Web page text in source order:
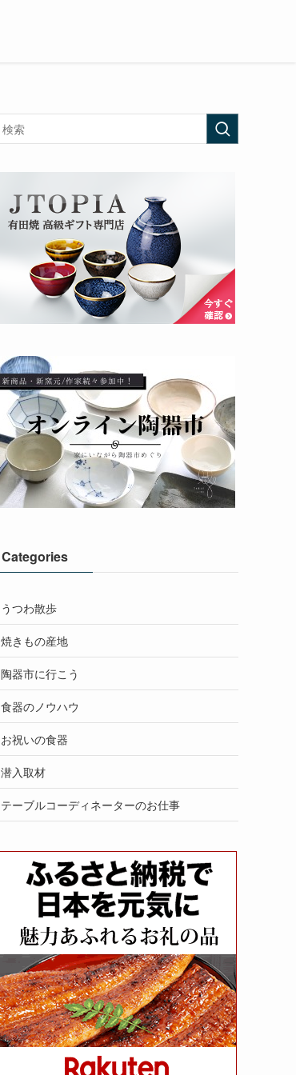
Categories
うつわ散歩
焼きもの産地
陶器市に行こう
食器のノウハウ
お祝いの食器
潜入取材
テーブルコーディネーターのお仕事